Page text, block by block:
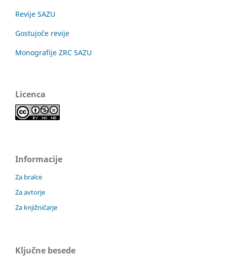
Revije SAZU
Gostujoče revije
Monografije ZRC SAZU
Licenca
Informacije
Za bralce
Za avtorje
Za knjižničarje
Ključne besede